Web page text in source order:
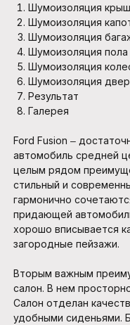
Шумоизоляция
Шумоизоляция
Шумоизоляция
Шумоизоляция пола
Шумоизоляция
Шумоизоляция
Результат
Галерея
Ford Fusion ‒
автомобиль средней
целым рядом
стильный и
гармонично
придающей
хорошо вписывается
загородные пейзажи.
Вторым важным
салон. В нем
Салон отделан
удобными сиденьями.